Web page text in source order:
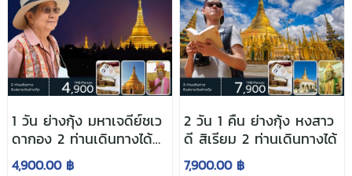
1 วัน ย่างกุ้ง มหาเจดีย์ชเว
ดากอง 2 ท่านเดินทางได้
เลย
4,900.00 ฿
2 วัน 1 คืน ย่างกุ้ง หงสาว
ดี สิเรียม 2 ท่านเดินทางได้
7,900.00 ฿